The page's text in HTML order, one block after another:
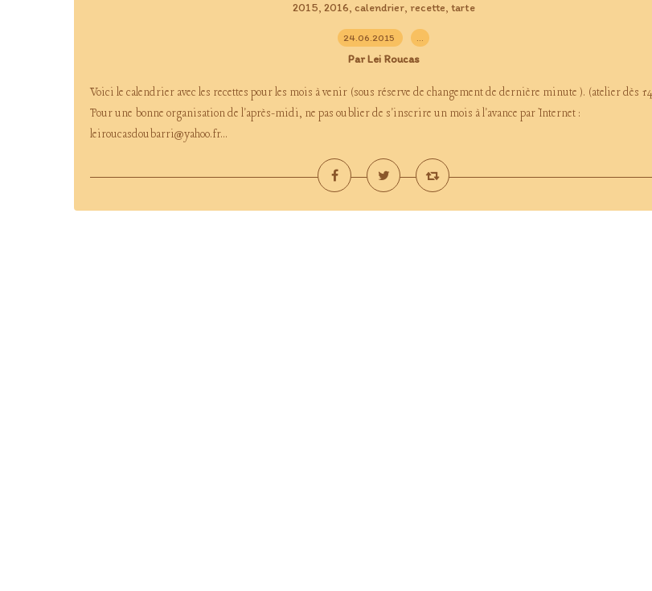
2015, 2016, calendrier, recette, tarte
24.06.2015 …
Par Lei Roucas
Voici le calendrier avec les recettes pour les mois à venir (sous réserve de changement de dernière minute ). (atelier dès
Pour une bonne organisation de l'après-midi, ne pas oublier de s'inscrire un mois à l'avance par Internet :
leiroucasdoubarri@yahoo.fr...